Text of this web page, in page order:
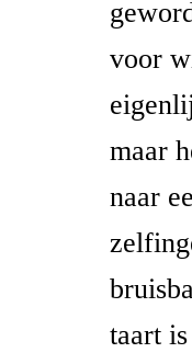
voor
maar
naar
taart